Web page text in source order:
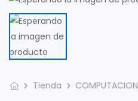
Tienda
COMPUTACION